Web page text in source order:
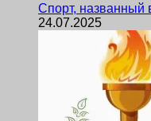
Спорт, названный
24.07.2025